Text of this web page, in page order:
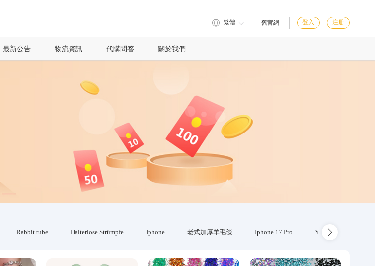
繁體 舊官網 登入 注册
最新公告 物流資訊 代購問答 關於我們
Rabbit tube Halterlose Strümpfe Iphone 老式加厚羊毛毯 Iphone 17 Pro Yubikey